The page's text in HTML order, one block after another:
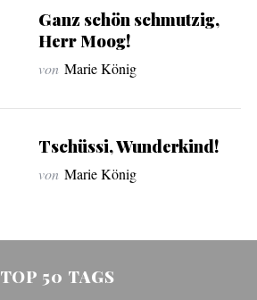
Ganz schön schmutzig,
Herr Moog!
von Marie König
Tschüssi, Wunderkind!
von Marie König
TOP 50 TAGS